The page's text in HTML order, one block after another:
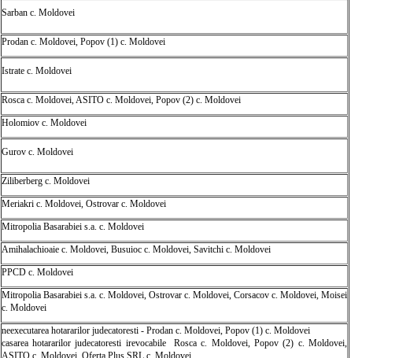
Sarban c. Moldovei
Prodan c. Moldovei, Popov (1) c. Moldovei
Istrate c. Moldovei
Rosca c. Moldovei, ASITO c. Moldovei, Popov (2) c. Moldovei
Holomiov c. Moldovei
Gurov c. Moldovei
Ziliberberg c. Moldovei
Meriakri c. Moldovei, Ostrovar c. Moldovei
Mitropolia Basarabiei s.a. c. Moldovei
Amihalachioaie c. Moldovei, Busuioc c. Moldovei, Savitchi c. Moldovei
PPCD c. Moldovei
Mitropolia Basarabiei s.a. c. Moldovei, Ostrovar c. Moldovei, Corsacov c. Moldovei, Moisei
c. Moldovei
neexecutarea hotararilor judecatoresti - Prodan c. Moldovei, Popov (1) c. Moldovei
casarea hotararilor judecatoresti irevocabile  Rosca c. Moldovei, Popov (2) c. Moldovei,
ASITO c. Moldovei, Oferta Plus SRL c. Moldovei